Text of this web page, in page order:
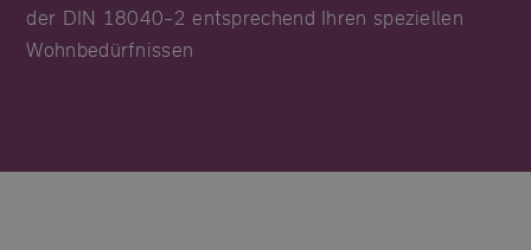
der DIN 18040-2 entsprechend Ihren speziellen
Wohnbedürfnissen